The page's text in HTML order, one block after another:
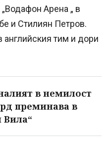
Арена „ в
и Стилиян Петров.
английския тим и дори
в немилост
преминава в
Вила“